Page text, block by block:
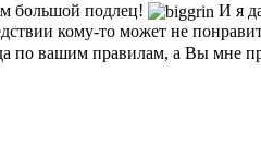
большой подлец! И я
кому-то может не
по вашим правилам, а Вы мне